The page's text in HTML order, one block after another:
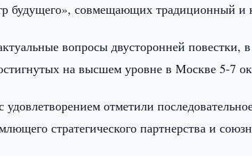
будущего», совмещающих традиционный и
вопросы двусторонней повестки,
на высшем уровне в Москве 5-7
отметили
стратегического партнерства и